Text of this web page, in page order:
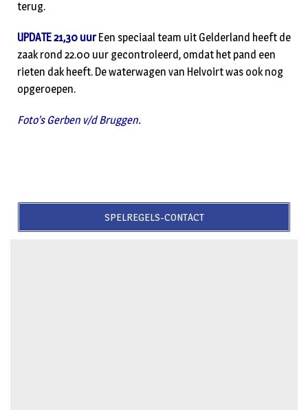
terug.
UPDATE 21,30 uurEen speciaal team uit Gelderland heeft de
zaak rond 22.00 uur gecontroleerd, omdat het pand een
rieten dak heeft. De waterwagen van Helvoirt was ook nog
opgeroepen.
Foto’s Gerben v/d Bruggen.
SPELREGELS-CONTACT